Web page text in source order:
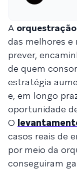
A
das melhores e
prever,
de quem
estratégia
e, em longo
oportunidade
O
casos reais de
por meio da
conseguiram